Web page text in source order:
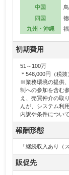
中国
四国
九州・沖縄
初期費用
51～100万
＊548,000円（税抜
※業務環境の提供
制への参加を含む
え、売買仲介の取
んが、システム利
内訳や条件につい
報酬形態
「継続収入あり（
販促先